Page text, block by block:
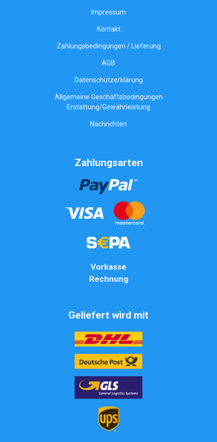
Impressum
Kontakt
Zahlungsbedingungen / Lieferung
AGB
Datenschutzerklärung
Allgemeine Geschäftsbedingungen
Erstattung/Gewährleistung
Nachrichten
Zahlungsarten
Vorkasse
Rechnung
Geliefert wird mit